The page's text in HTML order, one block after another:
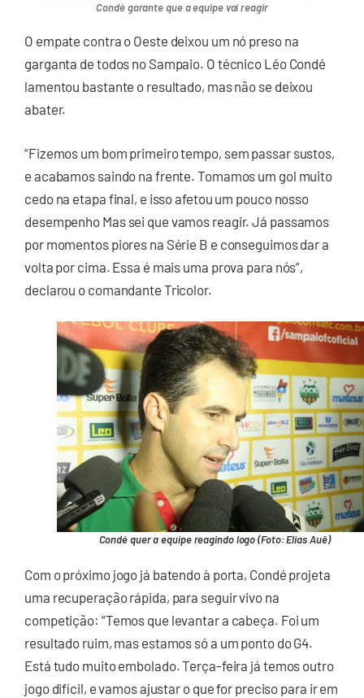
Condé garante que a equipe vai reagir
O empate contra o Oeste deixou um nó preso na
garganta de todos no Sampaio. O técnico Léo Condé
lamentou bastante o resultado, mas não se deixou
abater.
“Fizemos um bom primeiro tempo, sem passar sustos,
e acabamos saindo na frente. Tomamos um gol muito
cedo na etapa final, e isso afetou um pouco nosso
desempenho Mas sei que vamos reagir. Já passamos
por momentos piores na Série B e conseguimos dar a
volta por cima. Essa é mais uma prova para nós”,
declarou o comandante Tricolor.
Condé quer a equipe reagindo logo (Foto: Elias Auê)
Com o próximo jogo já batendo à porta, Condé projeta
uma recuperação rápida, para seguir vivo na
competição: “Temos que levantar a cabeça. Foi um
resultado ruim, mas estamos só a um ponto do G4.
Está tudo muito embolado. Terça-feira já temos outro
jogo difícil, e vamos ajustar o que for preciso para ir em